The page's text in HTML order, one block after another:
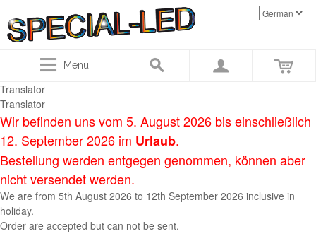
Menü
Translator
Translator
Wir befinden uns vom 5. August 2026 bis einschließlich
12. September 2026 im Urlaub.
Bestellung werden entgegen genommen, können aber
nicht versendet werden.
We are from 5th August 2026 to 12th September 2026 inclusive in
holiday.
Order are accepted but can not be sent.